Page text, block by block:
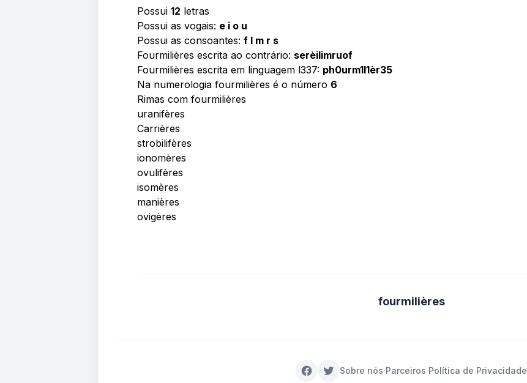
Possui 12 letras
Possui as vogais: e i o u
Possui as consoantes: f l m r s
Fourmilières escrita ao contrário: serèilimruof
Fourmilières escrita em linguagem l337: ph0urm1l1èr35
Na numerologia fourmilières é o número 6
Rimas com fourmilières
uranifères
Carrières
strobilifères
ionomères
ovulifères
isomères
manières
ovigères
fourmilières
Sobre nós·Parceiros·Política de Privacidade